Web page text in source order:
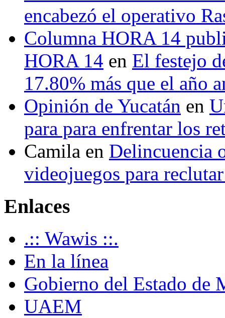
encabezó el operativo
Columna HORA 14
HORA 14 en El festejo
17.80% más que el año
Opinión de Yucatán en
para para enfrentar los
Camila en Delincuencia
videojuegos para
Enlaces
.:: Wawis ::.
En la línea
Gobierno del Estado de
UAEM